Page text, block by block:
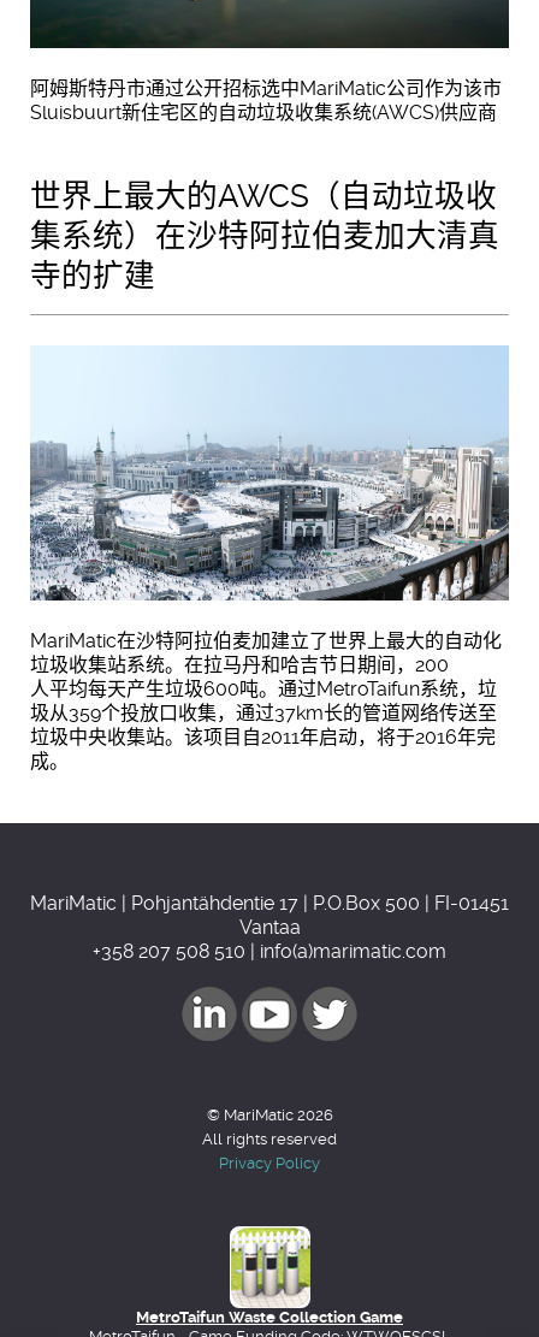
阿姆斯特丹市通过公开招标选中MariMatic公司作为该市
Sluisbuurt新住宅区的自动垃圾收集系统(AWCS)供应商
世界上最大的AWCS（自动垃圾收
集系统）在沙特阿拉伯麦加大清真
寺的扩建
MariMatic在沙特阿拉伯麦加建立了世界上最大的自动化
垃圾收集站系统。在拉马丹和哈吉节日期间，200
人平均每天产生垃圾600吨。通过MetroTaifun系统，垃
圾从359个投放口收集，通过37km长的管道网络传送至
垃圾中央收集站。该项目自2011年启动，将于2016年完
成。
MariMatic | Pohjantähdentie 17 | P.O.Box 500 | FI-01451
Vantaa
+358 207 508 510 | info(a)marimatic.com
© MariMatic 2026
All rights reserved
Privacy Policy
MetroTaifun Waste Collection Game